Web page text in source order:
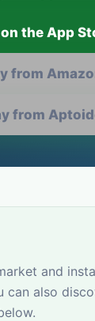
the App
from
from
and
can also